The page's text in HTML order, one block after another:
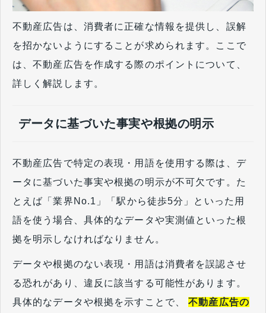
不動産広告は、消費者に正確な情報を提供し、誤解
を招かないようにすることが求められます。ここで
は、不動産広告を作成する際のポイントについて、
詳しく解説します。
データに基づいた事実や根拠の明示
不動産広告で特定の表現・用語を使用する際は、デ
ータに基づいた事実や根拠の明示が不可欠です。た
とえば「業界No.1」「駅から徒歩5分」といった用
語を使う場合、具体的なデータや実測値といった根
拠を明示しなければなりません。
データや根拠のない表現・用語は消費者を誤認させ
る恐れがあり、違反に該当する可能性があります。
具体的なデータや根拠を示すことで、不動産広告の